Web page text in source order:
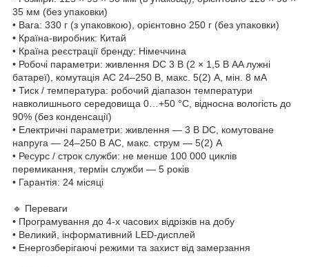
35 мм (без упаковки)
• Вага: 330 г (з упаковкою), орієнтовно 250 г (без упаковки)
• Країна-виробник: Китай
• Країна реєстрації бренду: Німеччина
• Робочі параметри: живлення DC 3 В (2 × 1,5 В AA лужні
батареї), комутація AC 24–250 В, макс. 5(2) А, мін. 8 мА
• Тиск / температура: робочий діапазон температури
навколишнього середовища 0…+50 °C, відносна вологість до
90% (без конденсації)
• Електричні параметри: живлення — 3 В DC, комутоване
напруга — 24–250 В AC, макс. струм — 5(2) А
• Ресурс / строк служби: не менше 100 000 циклів
перемикання, термін служби — 5 років
• Гарантія: 24 місяці
🔹 Переваги
• Програмування до 4-х часових відрізків на добу
• Великий, інформативний LED-дисплей
• Енергозберігаючі режими та захист від замерзання